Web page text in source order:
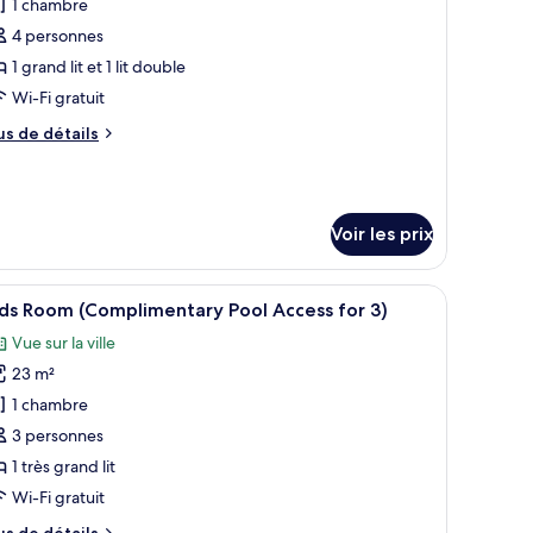
:
1 chambre
4 personnes
1 grand lit et 1 lit double
Wi-Fi gratuit
de détails
Voir les prix
lit, d’un canapé, d’une table basse et d’un bureau.
:
Une chambre d’hôtel avec un lit, une
12 Room (Complimentary Pool Access for 3)
Vue sur la ville
23 m²
1 chambre
3 personnes
1 très grand lit
Wi-Fi gratuit